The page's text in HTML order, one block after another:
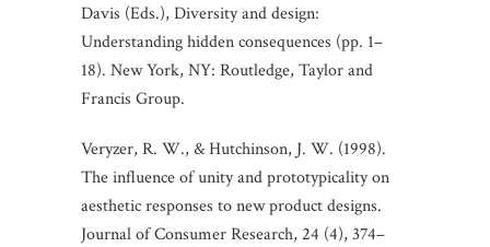
Davis (Eds.), Diversity and design:
Understanding hidden consequences (pp. 1–
18). New York, NY: Routledge, Taylor and
Francis Group.
Veryzer, R. W., & Hutchinson, J. W. (1998).
The influence of unity and prototypicality on
aesthetic responses to new product designs.
Journal of Consumer Research, 24 (4), 374–